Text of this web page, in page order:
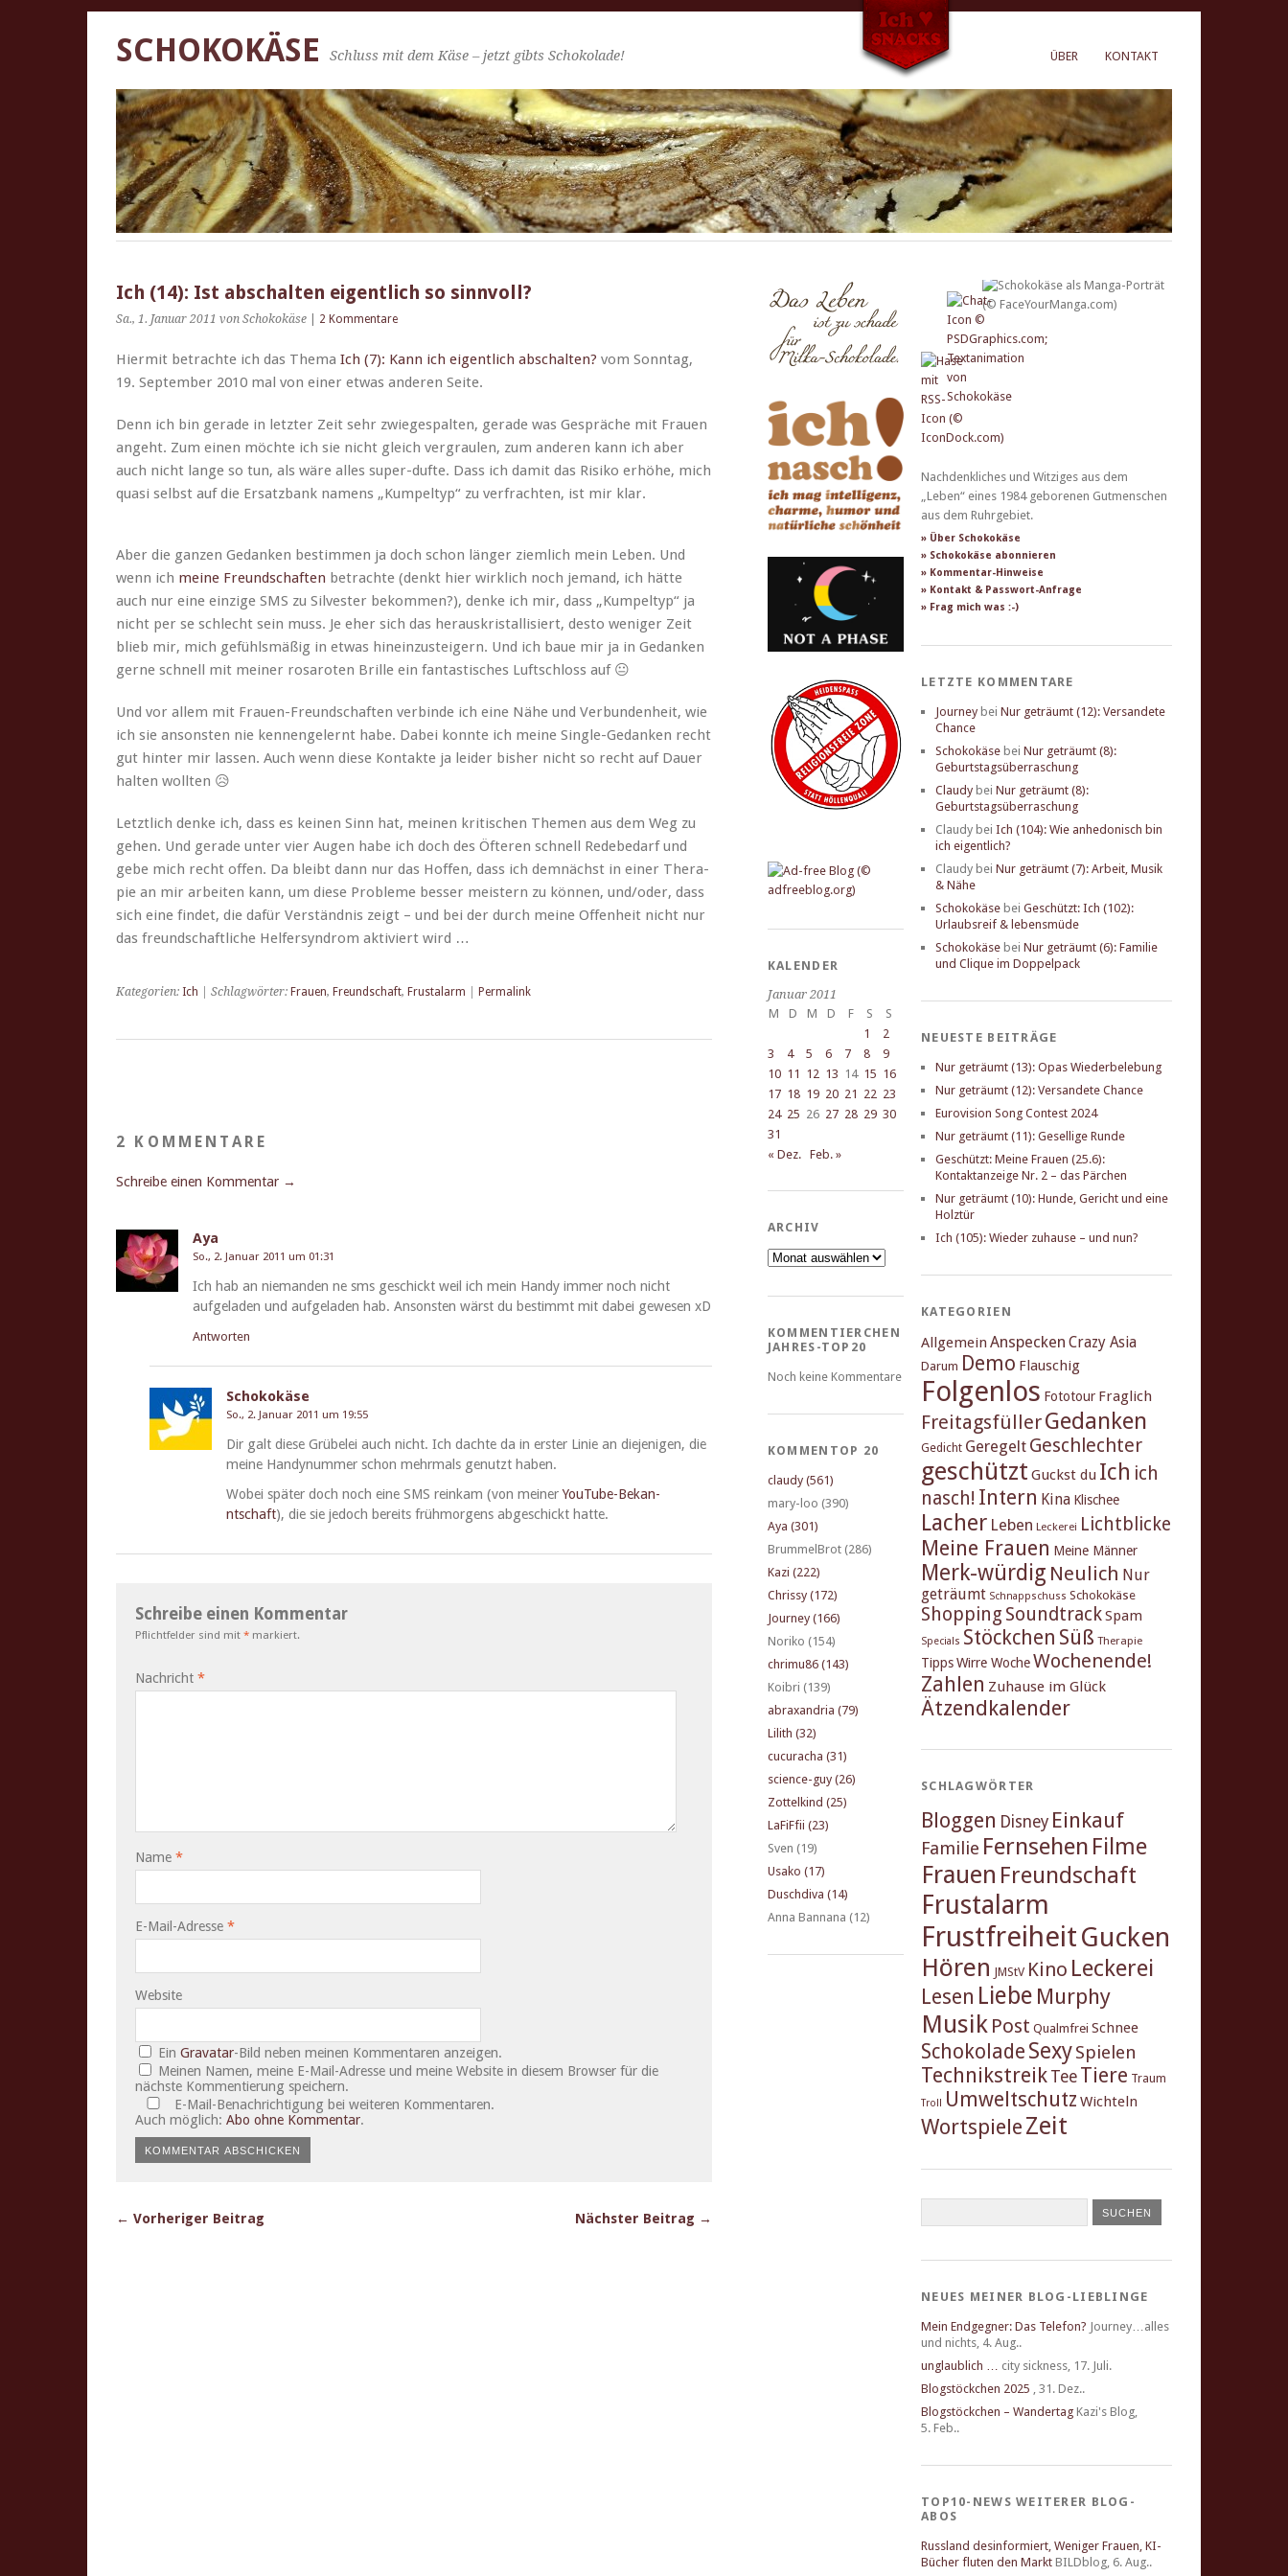
ÜBER KONTAKT
SCHOKOKÄSE Schluss mit dem Käse – jetzt gibts Schokolade!
Ich (14): Ist abschalten eigentlich so sinnvoll?
Sa., 1. Januar 2011 von Schokokäse 2 Kommentare
Hier­mit betra­chte ich das The­ma Ich (7): Kann ich eigentlich abschal­ten? vom Son­ntag,
19. Sep­tem­ber 2010 mal von ein­er etwas anderen Seite.
Denn ich bin ger­ade in let­zter Zeit sehr zwieges­pal­ten, ger­ade was Gespräche mit Frauen
ange­ht. Zum einen möchte ich sie nicht gle­ich ver­graulen, zum anderen kann ich aber
auch nicht lange so tun, als wäre alles super-dufte. Dass ich damit das Risiko erhöhe, mich
qua­si selb­st auf die Ersatzbank namens „Kumpel­typ“ zu ver­fracht­en, ist mir klar.
Aber die ganzen Gedanken bes­tim­men ja doch schon länger ziem­lich mein Leben. Und
wenn ich meine Fre­und­schaften betra­chte (denkt hier wirk­lich noch jemand, ich hätte
auch nur eine einzige SMS zu Sil­vester bekom­men?), denke ich mir, dass „Kumpel­typ“ ja
nicht per se schlecht sein muss. Je eher sich das her­auskristallisiert, desto weniger Zeit
blieb mir, mich gefühlsmäßig in etwas hineinzusteigern. Und ich baue mir ja in Gedanken
gerne schnell mit mein­er rosaroten Brille ein fan­tastis­ches Luftschloss auf 😐
Und vor allem mit Frauen-Fre­und­schaften verbinde ich eine Nähe und Ver­bun­den­heit, wie
ich sie anson­sten nie ken­nen­gel­ernt habe. Dabei kon­nte ich meine Sin­gle-Gedanken recht
gut hin­ter mir lassen. Auch wenn diese Kon­tak­te ja lei­der bish­er nicht so recht auf Dauer
hal­ten wollten 😥
Let­ztlich denke ich, dass es keinen Sinn hat, meinen kri­tis­chen The­men aus dem Weg zu
gehen. Und ger­ade unter vier Augen habe ich doch des Öfteren schnell Redebe­darf und
gebe mich recht offen. Da bleibt dann nur das Hof­fen, dass ich dem­nächst in ein­er Ther­a­
pie an mir arbeit­en kann, um diese Prob­leme bess­er meis­tern zu kön­nen, und/oder, dass
sich eine find­et, die dafür Ver­ständ­nis zeigt – und bei der durch meine Offen­heit nicht nur
das fre­und­schaftliche Helfer­syn­drom aktiviert wird …
Kategorien: Ich | Schlagwörter: Frauen, Freundschaft, Frustalarm Permalink
2 KOMMENTARE
Schreibe einen Kommentar →
Aya
So., 2. Januar 2011 um 01:31
Ich hab an nie­man­den ne sms geschickt weil ich mein Handy immer noch nicht
aufge­laden und aufge­laden hab. Anson­sten wärst du bes­timmt mit dabei gewe­sen xD
Antworten
Schokokäse
So., 2. Januar 2011 um 19:55
Dir galt diese Grü­belei auch nicht. Ich dachte da in erster Lin­ie an diejeni­gen, die
meine Han­dynum­mer schon mehrmals genutzt haben.
Wobei später doch noch eine SMS reinkam (von mein­erYouTube-Bekan­
ntschaft), die sie jedoch bere­its früh­mor­gens abgeschickt hatte.
Schreibe einen Kommentar
Pflichtfelder sind mit * markiert.
Nachricht *
Name *
E-Mail-Adresse *
Website
EinGravatar-Bild neben meinen Kommentaren anzeigen.
Meinen Namen, meine E-Mail-Adresse und meine Website in diesem Browser für die
nächste Kommentierung speichern.
E-Mail-Benachrichtigung bei weiteren Kommentaren.
Auch möglich: Abo ohne Kommentar.
← Vorheriger Beitrag Nächster Beitrag →
KALENDER
Januar 2011
M
D M D F S
S
1
2
3
4 5 6 7 8
9
10 11 12 13 14 15 16
17 18 19 20 21 22 23
24 25 26 27 28 29 30
31
« Dez.
Feb. »
ARCHIV
Archiv
KOMMENTIERCHEN
JAHRES-TOP20
Noch keine Kommentare
KOMMENTOP 20
claudy (561)
mary-loo (390)
Aya (301)
BrummelBrot (286)
Kazi (222)
Chrissy (172)
Journey (166)
Noriko (154)
chrimu86 (143)
Koibri (139)
abraxandria (79)
Lilith (32)
cucuracha (31)
science-guy (26)
Zottelkind (25)
LaFiFfii (23)
Sven (19)
Usako (17)
Duschdiva (14)
Anna Bannana (12)
Nachdenkliches und Witziges aus dem
„Leben“ eines 1984 geborenen Gutmenschen
aus dem Ruhrgebiet.
» Über Schokokäse
» Schokokäse abonnieren
» Kommentar-Hinweise
» Kontakt & Passwort-Anfrage
» Frag mich was :-)
LETZTE KOMMENTARE
Journey bei Nur geträumt (12): Versandete
Chance
Schokokäse bei Nur geträumt (8):
Geburtstagsüberraschung
Claudy bei Nur geträumt (8):
Geburtstagsüberraschung
Claudy bei Ich (104): Wie anhedonisch bin
ich eigentlich?
Claudy bei Nur geträumt (7): Arbeit, Musik
& Nähe
Schokokäse bei Geschützt: Ich (102):
Urlaubsreif & lebensmüde
Schokokäse bei Nur geträumt (6): Familie
und Clique im Doppelpack
NEUESTE BEITRÄGE
Nur geträumt (13): Opas Wiederbelebung
Nur geträumt (12): Versandete Chance
Eurovision Song Contest 2024
Nur geträumt (11): Gesellige Runde
Geschützt: Meine Frauen (25.6):
Kontaktanzeige Nr. 2 – das Pärchen
Nur geträumt (10): Hunde, Gericht und eine
Holztür
Ich (105): Wieder zuhause – und nun?
KATEGORIEN
Allgemein Anspecken Crazy Asia
Darum Demo Flauschig
Folgenlos Fototour Fraglich
FreitagsfüllerGedanken
Gedicht Geregelt Geschlechter
geschützt Guckst du Ich ich
nasch! Intern Kina Klischee
Lacher Leben Leckerei Lichtblicke
Meine Frauen Meine Männer
Merk-würdig Neulich Nur
geträumt Schnappschuss Schokokäse
Shopping SoundtrackSpam
Specials Stöckchen Süß Therapie
TippsWirre WocheWochenende!
Zahlen Zuhause im Glück
Ätzendkalender
SCHLAGWÖRTER
Bloggen Disney Einkauf
Familie Fernsehen Filme
Frauen Freundschaft
Frustalarm
FrustfreiheitGucken
Hören JMStV Kino Leckerei
Lesen Liebe Murphy
Musik Post Qualmfrei Schnee
Schokolade SexySpielen
Technikstreik Tee Tiere Traum
Troll Umweltschutz Wichteln
Wortspiele Zeit
NEUES MEINER BLOG-LIEBLINGE
Mein Endgegner: Das Telefon? Journey…alles
und nichts, 4. Aug..
unglaublich … city sickness, 17. Juli.
Blogstöckchen 2025 , 31. Dez..
Blogstöckchen – Wandertag Kazi's Blog,
5. Feb..
TOP10-NEWS WEITERER BLOG-
ABOS
Russland desinformiert, Weniger Frauen, KI-
Bücher fluten den Markt BILDblog, 6. Aug..